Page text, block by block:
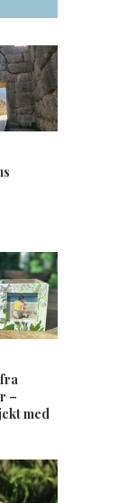
–
med